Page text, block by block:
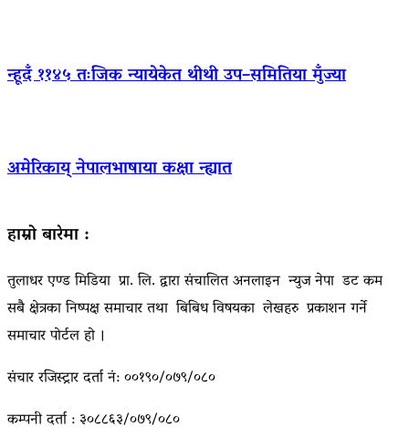
न्हूदँ ११४५ तःजिक न्यायेकेत थीथी उप–समितिया मुँज्या
अमेरिकाय् नेपालभाषाया कक्षा न्ह्यात
हाम्रो बारेमा :
तुलाधर एण्ड मिडिया प्रा. लि. द्वारा संचालित अनलाइन न्युज नेपा डट कम
सबै क्षेत्रका निष्पक्ष समाचार तथा बिबिध विषयका लेखहरु प्रकाशन गर्ने
समाचार पोर्टल हो ।
संचार रजिस्ट्रार दर्ता नं: ००१९०/०७९/०८०
कम्पनी दर्ता : ३०८८६३/०७९/०८०